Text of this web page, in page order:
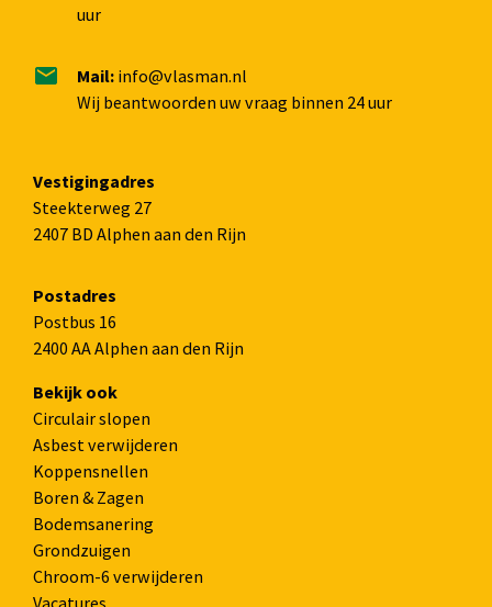
uur
Mail: info@vlasman.nl
Wij beantwoorden uw vraag binnen 24 uur
Vestigingadres
Steekterweg 27
2407 BD Alphen aan den Rijn
Postadres
Postbus 16
2400 AA Alphen aan den Rijn
Bekijk ook
Circulair slopen
Asbest verwijderen
Koppensnellen
Boren & Zagen
Bodemsanering
Grondzuigen
Chroom-6 verwijderen
Vacatures